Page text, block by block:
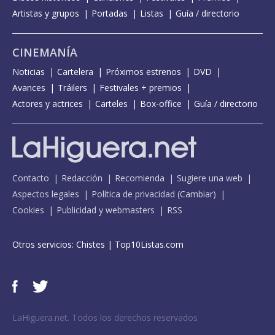
Artistas y grupos
Portadas Listas Guía / directorio
CINEMANÍA
Noticias Cartelera Próximos estrenos
DVD
Avances
Tráilers
Festivales + premios
Actores y actrices
Carteles Box-office Guía / directorio
Contacto Redacción Recomienda
Sugiere una web
Aspectos legales
Política de privacidad (Cambiar)
Cookies
Publicidad y webmasters RSS
Otros servicios: Chistes | Top10Listas.com
LaHiguera.net. Todos los derechos reservados